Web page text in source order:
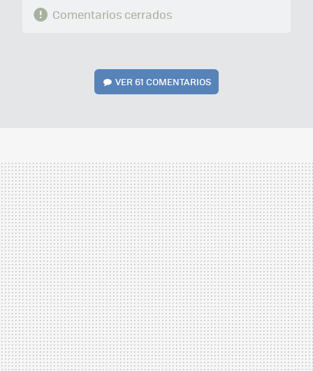
Comentarios cerrados
VER61 COMENTARIOS